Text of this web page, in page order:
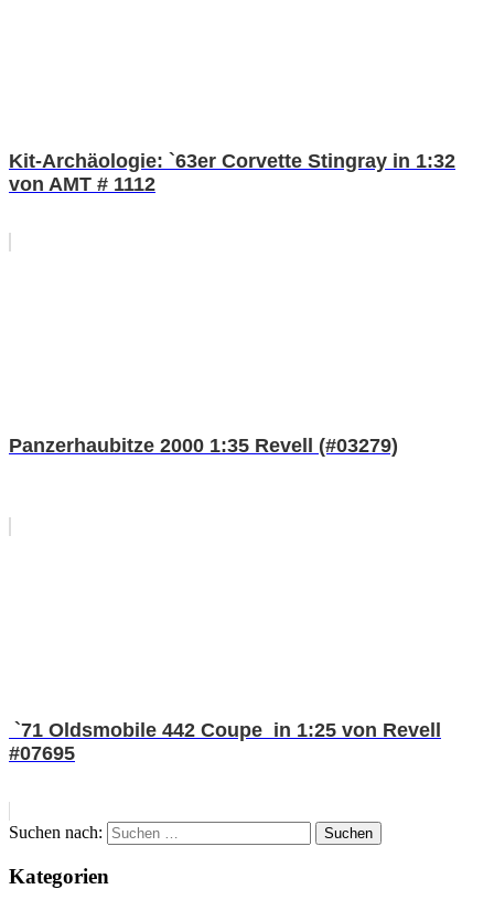
Kit-Archäologie: `63er Corvette Stingray in 1:32
von AMT # 1112
Panzerhaubitze 2000 1:35 Revell (#03279)
`71 Oldsmobile 442 Coupe in 1:25 von Revell
#07695
Suchen nach: Suchen
Kategorien